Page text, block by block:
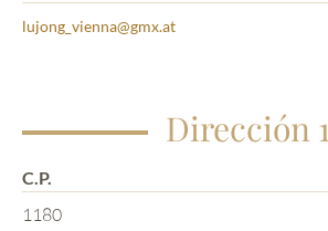
lujong_vienna@gmx.at
Dirección 1
C.P.
1180